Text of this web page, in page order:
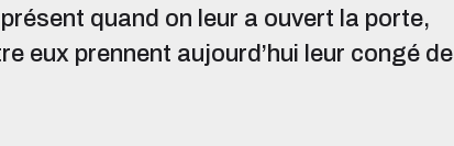
quand on leur a ouvert la porte,
eux prennent aujourd’hui leur congé de